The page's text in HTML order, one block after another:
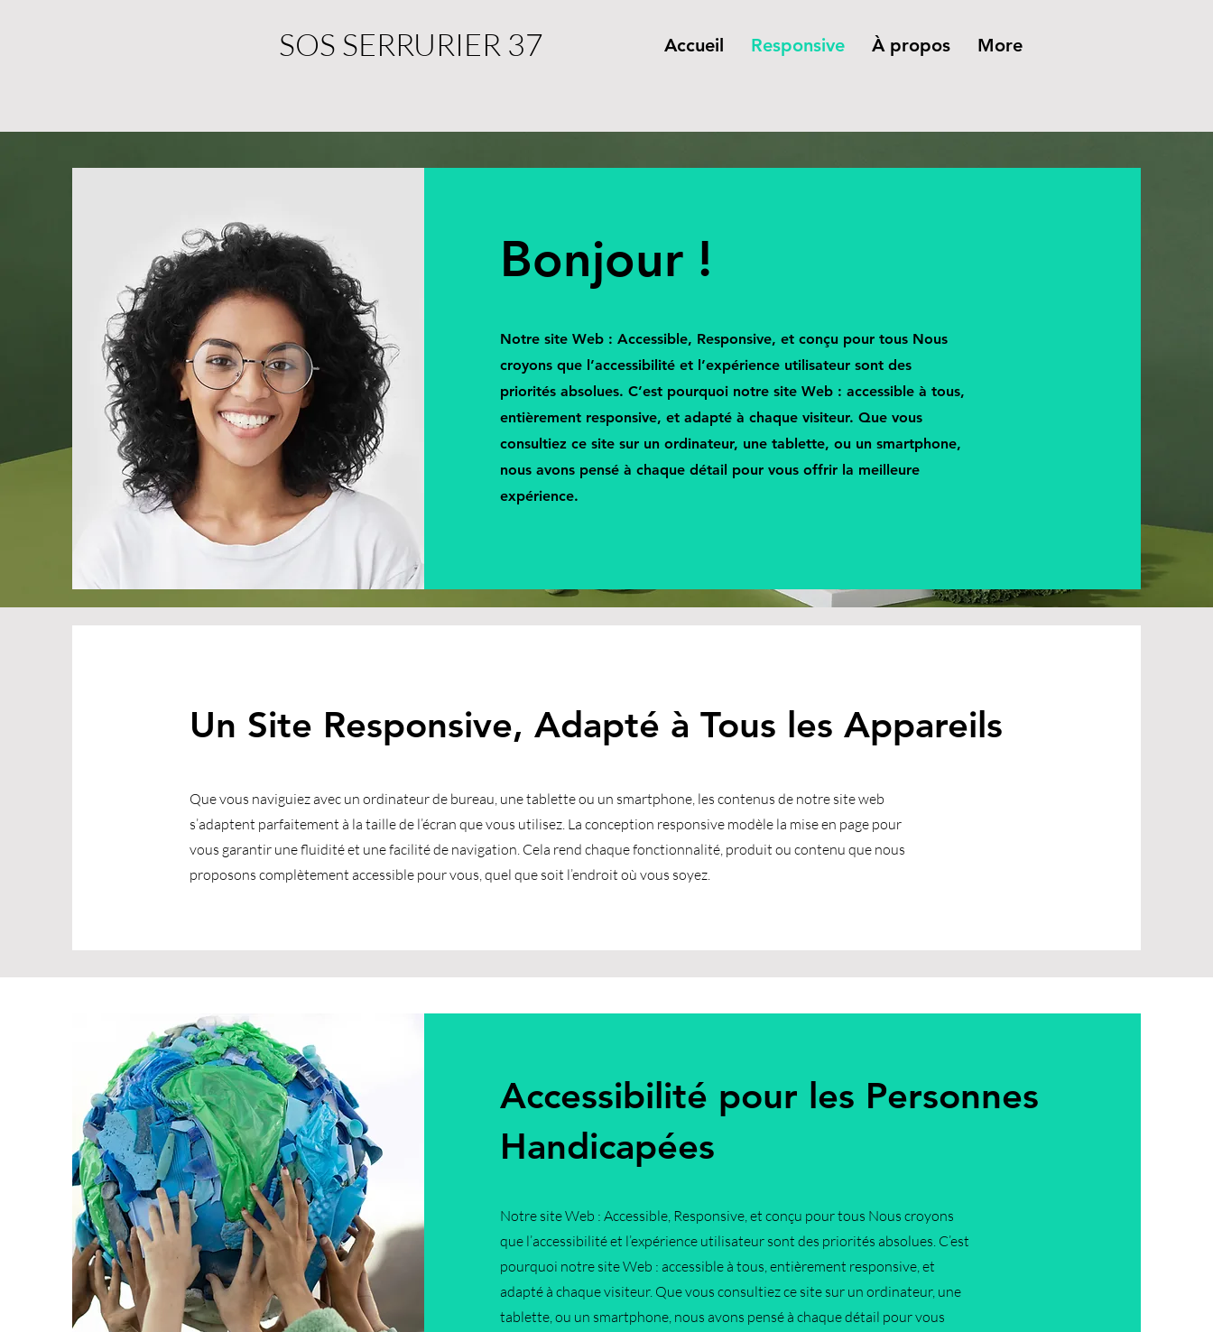
SOS SERRURIER 37 Accueil Responsive À propos More
Bonjour !
Notre site Web : Accessible, Responsive, et conçu pour tous Nous
croyons que l’accessibilité et l’expérience utilisateur sont des
priorités absolues. C’est pourquoi notre site Web : accessible à tous,
entièrement responsive, et adapté à chaque visiteur. Que vous
consultiez ce site sur un ordinateur, une tablette, ou un smartphone,
nous avons pensé à chaque détail pour vous offrir la meilleure
expérience.
Un Site Responsive, Adapté à Tous les Appareils
Que vous naviguiez avec un ordinateur de bureau, une tablette ou un smartphone, les contenus de notre site web
s’adaptent parfaitement à la taille de l’écran que vous utilisez. La conception responsive modèle la mise en page pour
vous garantir une fluidité et une facilité de navigation. Cela rend chaque fonctionnalité, produit ou contenu que nous
proposons complètement accessible pour vous, quel que soit l’endroit où vous soyez.
Accessibilité pour les Personnes
Handicapées
Notre site Web : Accessible, Responsive, et conçu pour tous Nous croyons
que l’accessibilité et l’expérience utilisateur sont des priorités absolues. C’est
pourquoi notre site Web : accessible à tous, entièrement responsive, et
adapté à chaque visiteur. Que vous consultiez ce site sur un ordinateur, une
tablette, ou un smartphone, nous avons pensé à chaque détail pour vous